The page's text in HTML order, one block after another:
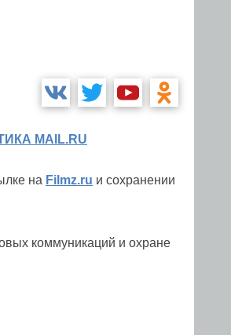
MAIL.RU
на Filmz.ru и сохранении
коммуникаций и охране